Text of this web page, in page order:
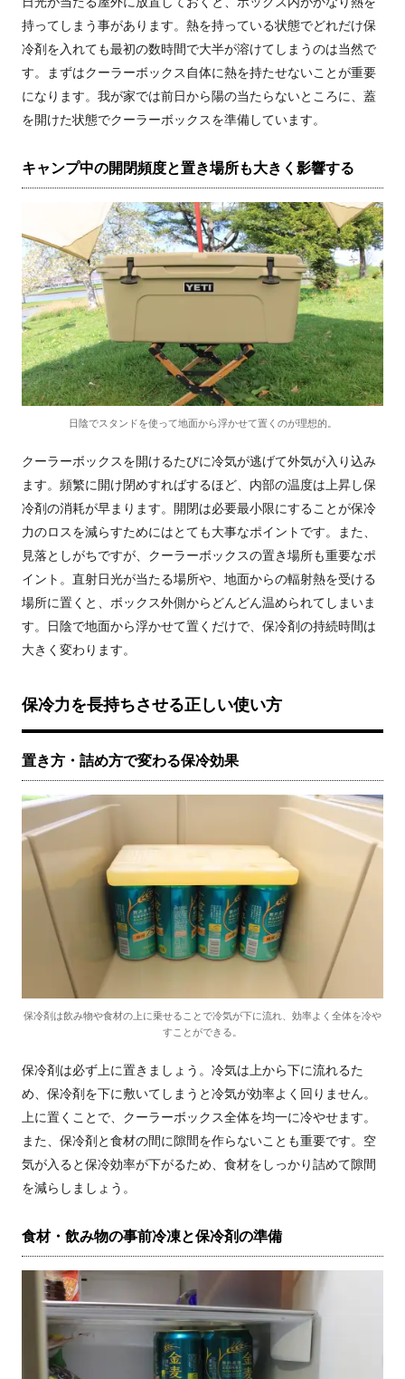
持ってしまう事があります。熱を持っている状態でどれだけ保
冷剤を入れても最初の数時間で大半が溶けてしまうのは当然で
す。まずはクーラーボックス自体に熱を持たせないことが重要
になります。我が家では前日から陽の当たらないところに、蓋
を開けた状態でクーラーボックスを準備しています。
キャンプ中の開閉頻度と置き場所も大きく影響する
日陰でスタンドを使って地面から浮かせて置くのが理想的。
クーラーボックスを開けるたびに冷気が逃げて外気が入り込み
ます。頻繁に開け閉めすればするほど、内部の温度は上昇し保
冷剤の消耗が早まります。開閉は必要最小限にすることが保冷
力のロスを減らすためにはとても大事なポイントです。また、
見落としがちですが、クーラーボックスの置き場所も重要なポ
イント。直射日光が当たる場所や、地面からの輻射熱を受ける
場所に置くと、ボックス外側からどんどん温められてしまいま
す。日陰で地面から浮かせて置くだけで、保冷剤の持続時間は
大きく変わります。
保冷力を長持ちさせる正しい使い方
置き方・詰め方で変わる保冷効果
保冷剤は飲み物や食材の上に乗せることで冷気が下に流れ、効率よく全体を冷や
すことができる。
保冷剤は必ず上に置きましょう。冷気は上から下に流れるた
め、保冷剤を下に敷いてしまうと冷気が効率よく回りません。
上に置くことで、クーラーボックス全体を均一に冷やせます。
また、保冷剤と食材の間に隙間を作らないことも重要です。空
気が入ると保冷効率が下がるため、食材をしっかり詰めて隙間
を減らしましょう。
食材・飲み物の事前冷凍と保冷剤の準備